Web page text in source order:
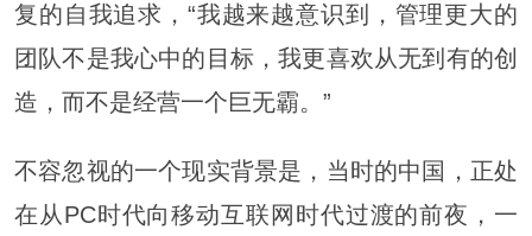
复的自我追求，“我越来越意识到，管理更大的
团队不是我心中的目标，我更喜欢从无到有的创
造，而不是经营一个巨无霸。”
不容忽视的一个现实背景是，当时的中国，正处
在从PC时代向移动互联网时代过渡的前夜，一